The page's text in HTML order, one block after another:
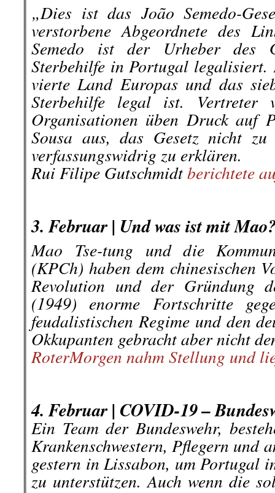
„Dies ist das João Semedo-
verstorbene Abgeordnete des
Semedo ist der Urheber des
Sterbehilfe in Portugal
vierte Land Europas und das
Sterbehilfe legal ist. Vertreter
Organisationen üben Druck auf
Sousa aus, das Gesetz nicht
verfassungswidrig zu erklären.
Rui Filipe Gutschmidtberichtete
3. Februar | Und was ist mit
Mao Tse-tung und die
(KPCh) haben dem chinesischen
Revolution und der Gründung
(1949) enorme Fortschritte
feudalistischen Regime und den
Okkupanten gebracht aber nicht
RoterMorgen nahm Stellung und
4. Februar | COVID-19 –
Ein Team der Bundeswehr,
Krankenschwestern, Pflegern und
gestern in Lissabon, um Portugal
zu unterstützen. Auch wenn die